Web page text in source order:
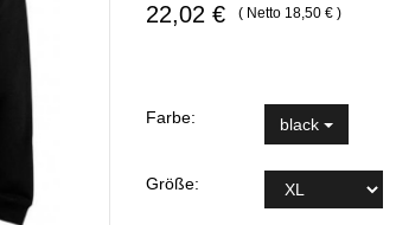
22,02 €( Netto 18,50 € )
Farbe: black
Größe: